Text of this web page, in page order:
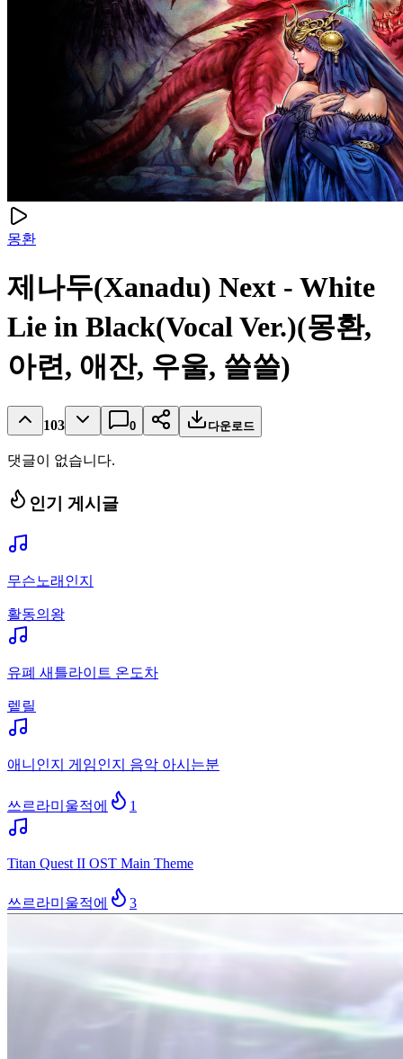
몽환
제나두(Xanadu) Next - White
Lie in Black(Vocal Ver.)(몽환,
아련, 애잔, 우울, 쓸쓸)
103 0 다운로드
댓글이 없습니다.
인기 게시글
무슨노래인지
활동의왕
유폐 새틀라이트 온도차
렡릴
애니인지 게임인지 음악 아시는분
쓰르라미울적에 1
Titan Quest II OST Main Theme
쓰르라미울적에 3